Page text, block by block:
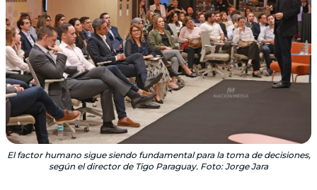
El factor humano sigue siendo fundamental para la toma de decisiones,
según el director de Tigo Paraguay. Foto: Jorge Jara